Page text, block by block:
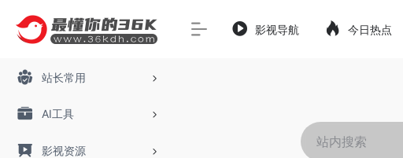
站长常用
AI工具
影视资源
影视导航 今日热点